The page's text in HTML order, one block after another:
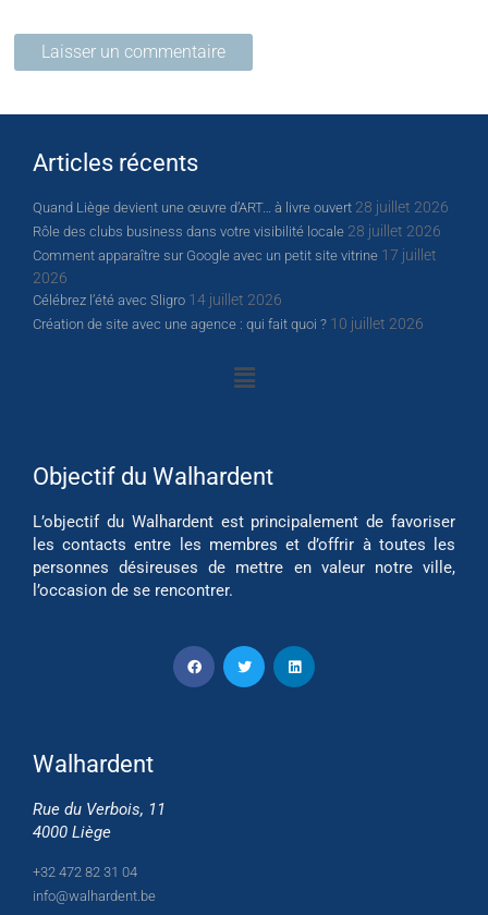
Articles récents
Quand Liège devient une œuvre d’ART… à livre ouvert 28 juillet 2026
Rôle des clubs business dans votre visibilité locale 28 juillet 2026
Comment apparaître sur Google avec un petit site vitrine 17 juillet
2026
Célébrez l’été avec Sligro 14 juillet 2026
Création de site avec une agence : qui fait quoi ? 10 juillet 2026
Objectif du Walhardent
L’objectif du Walhardent est principalement de favoriser
les contacts entre les membres et d’offrir à toutes les
personnes désireuses de mettre en valeur notre ville,
l’occasion de se rencontrer.
Walhardent
Rue du Verbois, 11
4000 Liège
+32 472 82 31 04
info@walhardent.be